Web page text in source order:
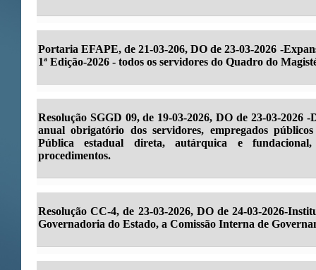
Portaria EFAPE, de 21-03-206, DO de 23-03-2026 -
1ª Edição-2026 - todos os servidores do Quadro do
Resolução SGGD 09, de 19-03-2026, DO de 23-03-2026
anual obrigatório dos servidores, empregados
Pública estadual direta, autárquica e
procedimentos.
Resolução CC-4, de 23-03-2026, DO de 24-03-2026-
Governadoria do Estado, a Comissão Interna de